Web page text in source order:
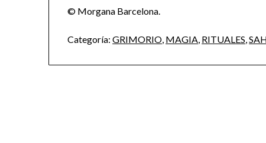
© Morgana Barcelona.
Categoría: GRIMORIO, MAGIA, RITUALES,